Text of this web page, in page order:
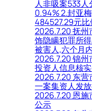
人非吸案533人
0.94% 2.封亚
484527.29元
2026.7.20 抚州
饰隐瞒犯罪所
被害人,六个月
2026.7.20 锦州
投资人信息核
2026.7.20 东
一案集资人发
2026.7.20 恩
公示